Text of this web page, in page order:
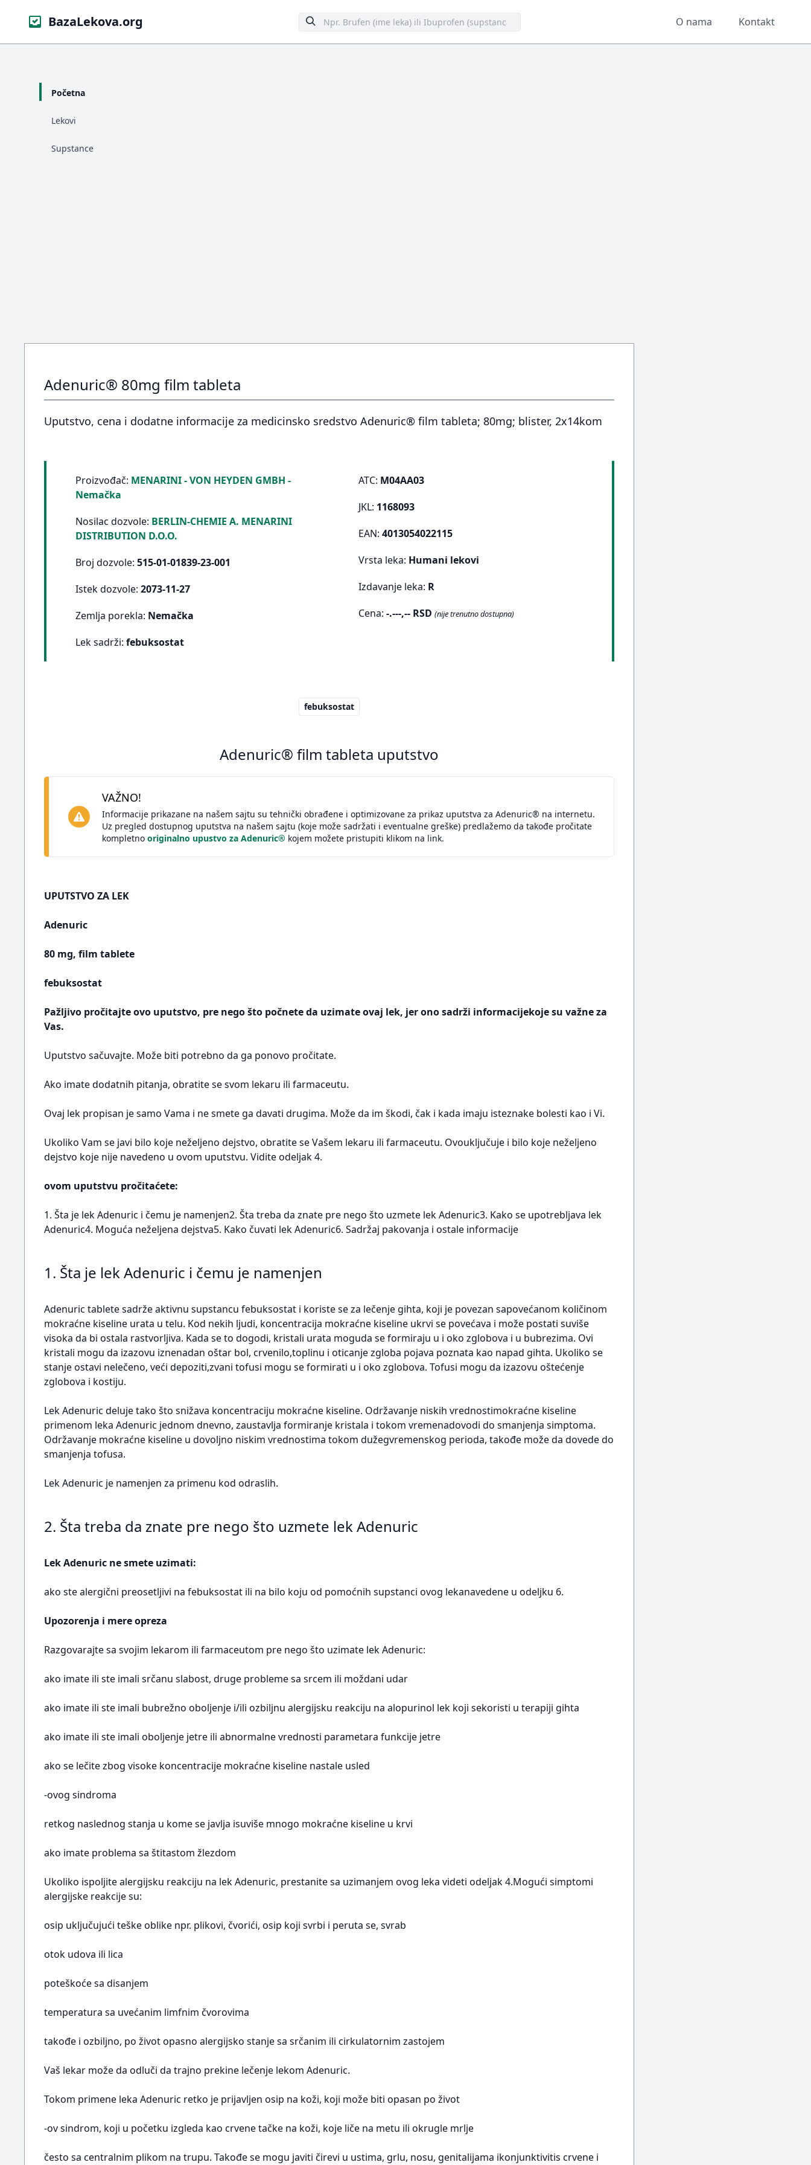
BazaLekova.org O nama Kontakt
Početna
Lekovi
Supstance
Adenuric® 80mg film tableta
Uputstvo, cena i dodatne informacije za medicinsko sredstvo Adenuric® film tableta; 80mg; blister, 2x14kom
Proizvođač: MENARINI - VON HEYDEN GMBH -
Nemačka
Nosilac dozvole: BERLIN-CHEMIE A. MENARINI
DISTRIBUTION D.O.O.
Broj dozvole: 515-01-01839-23-001
Istek dozvole: 2073-11-27
Zemlja porekla: Nemačka
Lek sadrži: febuksostat
ATC: M04AA03
JKL: 1168093
EAN: 4013054022115
Vrsta leka: Humani lekovi
Izdavanje leka: R
Cena: -.---,-- RSD (nije trenutno dostupna)
febuksostat
Adenuric® film tableta uputstvo
VAŽNO!
Informacije prikazane na našem sajtu su tehnički obrađene i optimizovane za prikaz uputstva za Adenuric® na internetu.
Uz pregled dostupnog uputstva na našem sajtu (koje može sadržati i eventualne greške) predlažemo da takođe pročitate
kompletno originalno upustvo za Adenuric® kojem možete pristupiti klikom na link.
UPUTSTVO ZA LEK
Adenuric
80 mg, film tablete
febuksostat
Pažljivo pročitajte ovo uputstvo, pre nego što počnete da uzimate ovaj lek, jer ono sadrži informacijekoje su važne za
Vas.
Uputstvo sačuvajte. Može biti potrebno da ga ponovo pročitate.
Ako imate dodatnih pitanja, obratite se svom lekaru ili farmaceutu.
Ovaj lek propisan je samo Vama i ne smete ga davati drugima. Može da im škodi, čak i kada imaju isteznake bolesti kao i Vi.
Ukoliko Vam se javi bilo koje neželjeno dejstvo, obratite se Vašem lekaru ili farmaceutu. Ovouključuje i bilo koje neželjeno
dejstvo koje nije navedeno u ovom uputstvu. Vidite odeljak 4.
ovom uputstvu pročitaćete:
1. Šta je lek Adenuric i čemu je namenjen2. Šta treba da znate pre nego što uzmete lek Adenuric3. Kako se upotrebljava lek
Adenuric4. Moguća neželjena dejstva5. Kako čuvati lek Adenuric6. Sadržaj pakovanja i ostale informacije
1. Šta je lek Adenuric i čemu je namenjen
Adenuric tablete sadrže aktivnu supstancu febuksostat i koriste se za lečenje gihta, koji je povezan sapovećanom količinom
mokraćne kiseline urata u telu. Kod nekih ljudi, koncentracija mokraćne kiseline ukrvi se povećava i može postati suviše
visoka da bi ostala rastvorljiva. Kada se to dogodi, kristali urata moguda se formiraju u i oko zglobova i u bubrezima. Ovi
kristali mogu da izazovu iznenadan oštar bol, crvenilo,toplinu i oticanje zgloba pojava poznata kao napad gihta. Ukoliko se
stanje ostavi nelečeno, veći depoziti,zvani tofusi mogu se formirati u i oko zglobova. Tofusi mogu da izazovu oštećenje
zglobova i kostiju.
Lek Adenuric deluje tako što snižava koncentraciju mokraćne kiseline. Održavanje niskih vrednostimokraćne kiseline
primenom leka Adenuric jednom dnevno, zaustavlja formiranje kristala i tokom vremenadovodi do smanjenja simptoma.
Održavanje mokraćne kiseline u dovoljno niskim vrednostima tokom dužegvremenskog perioda, takođe može da dovede do
smanjenja tofusa.
Lek Adenuric je namenjen za primenu kod odraslih.
2. Šta treba da znate pre nego što uzmete lek Adenuric
Lek Adenuric ne smete uzimati:
ako ste alergični preosetljivi na febuksostat ili na bilo koju od pomoćnih supstanci ovog lekanavedene u odeljku 6.
Upozorenja i mere opreza
Razgovarajte sa svojim lekarom ili farmaceutom pre nego što uzimate lek Adenuric:
ako imate ili ste imali srčanu slabost, druge probleme sa srcem ili moždani udar
ako imate ili ste imali bubrežno oboljenje i/ili ozbiljnu alergijsku reakciju na alopurinol lek koji sekoristi u terapiji gihta
ako imate ili ste imali oboljenje jetre ili abnormalne vrednosti parametara funkcije jetre
ako se lečite zbog visoke koncentracije mokraćne kiseline nastale usled
-ovog sindroma
retkog naslednog stanja u kome se javlja isuviše mnogo mokraćne kiseline u krvi
ako imate problema sa štitastom žlezdom
Ukoliko ispoljite alergijsku reakciju na lek Adenuric, prestanite sa uzimanjem ovog leka videti odeljak 4.Mogući simptomi
alergijske reakcije su:
osip uključujući teške oblike npr. plikovi, čvorići, osip koji svrbi i peruta se, svrab
otok udova ili lica
poteškoće sa disanjem
temperatura sa uvećanim limfnim čvorovima
takođe i ozbiljno, po život opasno alergijsko stanje sa srčanim ili cirkulatornim zastojem
Vaš lekar može da odluči da trajno prekine lečenje lekom Adenuric.
Tokom primene leka Adenuric retko je prijavljen osip na koži, koji može biti opasan po život
-ov sindrom, koji u početku izgleda kao crvene tačke na koži, koje liče na metu ili okrugle mrlje
često sa centralnim plikom na trupu. Takođe se mogu javiti čirevi u ustima, grlu, nosu, genitalijama ikonjunktivitis crvene i